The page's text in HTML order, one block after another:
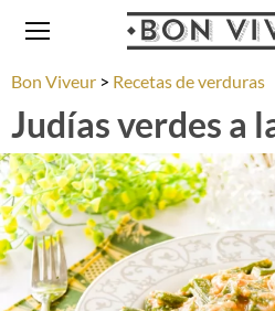
Bon Viveur Recetas de verduras
Judías verdes a